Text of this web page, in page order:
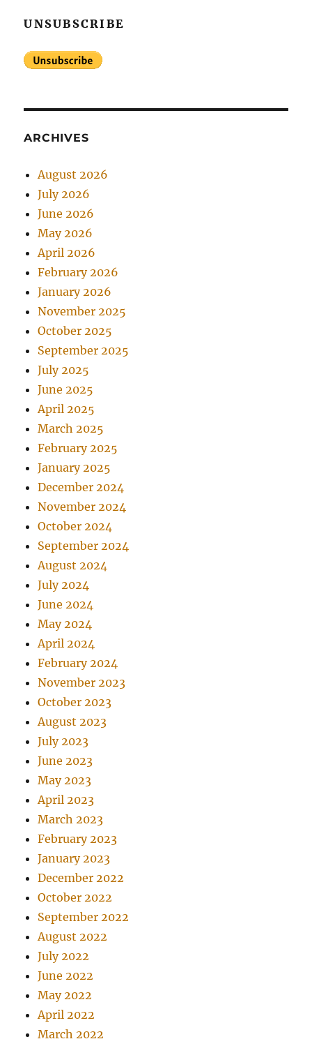
UNSUBSCRIBE
ARCHIVES
August 2026
July 2026
June 2026
May 2026
April 2026
February 2026
January 2026
November 2025
October 2025
September 2025
July 2025
June 2025
April 2025
March 2025
February 2025
January 2025
December 2024
November 2024
October 2024
September 2024
August 2024
July 2024
June 2024
May 2024
April 2024
February 2024
November 2023
October 2023
August 2023
July 2023
June 2023
May 2023
April 2023
March 2023
February 2023
January 2023
December 2022
October 2022
September 2022
August 2022
July 2022
June 2022
May 2022
April 2022
March 2022